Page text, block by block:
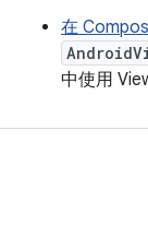
在
中使用